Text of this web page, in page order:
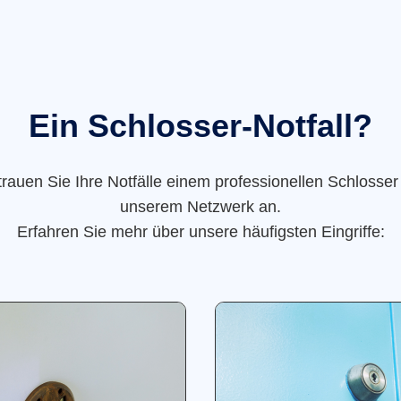
Ein Schlosser-Notfall?
Sie Ihre Notfälle einem professionellen
unserem Netzwerk an.
Erfahren Sie mehr über unsere häufigsten Eingriffe: